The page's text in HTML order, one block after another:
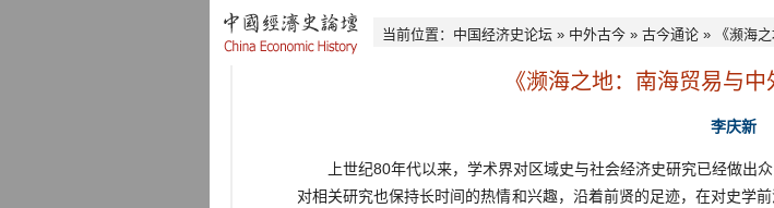
当前位置： 中国经济史论坛 » 中外古今 » 古今通论 » 《濒海
《濒海之地：南海贸易与
李庆新
上世纪80年代以来，学术界对区域史与社会经济史研究已经做出
对相关研究也保持长时间的热情和兴趣，沿着前贤的足迹，在对史学